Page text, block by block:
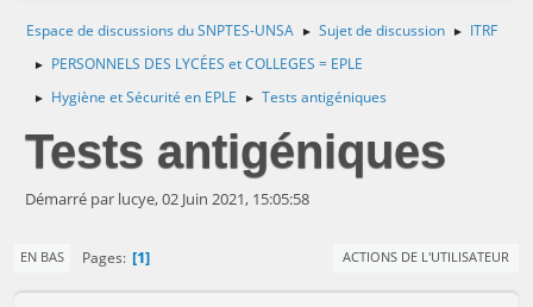
Espace de discussions du SNPTES-UNSA ► Sujet de discussion ► ITRF
► PERSONNELS DES LYCÉES et COLLEGES = EPLE
► Hygiène et Sécurité en EPLE ► Tests antigéniques
Tests antigéniques
Démarré par lucye, 02 Juin 2021, 15:05:58
EN BAS Pages 1 ACTIONS DE L'UTILISATEUR